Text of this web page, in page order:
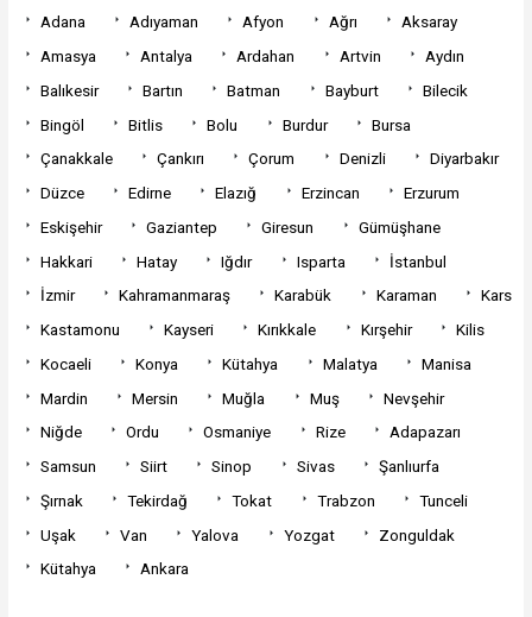
Adana Adıyaman Afyon Ağrı
Aksaray
Amasya
Antalya Ardahan Artvin
Aydın
Balıkesir
Bartın Batman Bayburt
Bilecik
Bingöl
Bitlis Bolu Burdur
Bursa
Çanakkale
Çankırı Çorum Denizli
Diyarbakır
Düzce
Edirne Elazığ Erzincan
Erzurum
Eskişehir
Gaziantep Giresun
Gümüşhane
Hakkari
Hatay Iğdır Isparta
İstanbul
İzmir
Kahramanmaraş Karabük Karaman
Kars
Kastamonu
Kayseri Kırıkkale Kırşehir
Kilis
Kocaeli
Konya Kütahya Malatya
Manisa
Mardin
Mersin Muğla Muş
Nevşehir
Niğde
Ordu Osmaniye Rize
Adapazarı
Samsun
Siirt Sinop Sivas
Şanlıurfa
Şırnak
Tekirdağ Tokat Trabzon
Tunceli
Uşak
Van Yalova Yozgat
Zonguldak
Kütahya
Ankara